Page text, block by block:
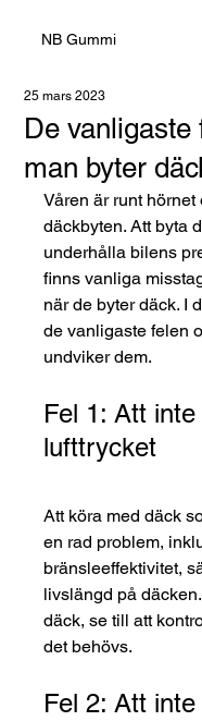
NB Gummi
De vanligaste
man byter
25 mars 2023
Våren är runt
däckbyten. Att byta
underhålla bilens
finns vanliga
när de byter däck. I
de vanligaste felen
undviker dem.
Fel 1: Att
lufttrycket
Att köra med däck
en rad problem,
bränsleeffektivitet,
livslängd på
däck, se till att
det behövs.
Fel 2: Att